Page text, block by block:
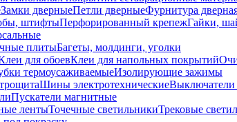
Замки дверныеПетли дверныеФурнитура
штифтыПерфорированный крепежГайки,
плитыБагеты, молдинги, уголки
для обоевКлеи для напольных покрытий
термоусаживаемыеИзолирующие зажимы
Шины электротехническиеВыключатели
Пускатели магнитные
лентыТочечные светильникиТрековые